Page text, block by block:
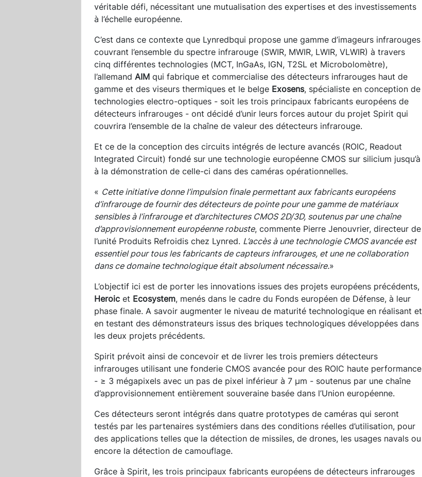
véritable défi, nécessitant une mutualisation des expertises et des investissements
à l’échelle européenne.
C’est dans ce contexte que Lynredbqui propose une gamme d’imageurs infrarouges
couvrant l’ensemble du spectre infrarouge (SWIR, MWIR, LWIR, VLWIR) à travers
cinq différentes technologies (MCT, InGaAs, IGN, T2SL et Microbolomètre),
l’allemand AIM qui fabrique et commercialise des détecteurs infrarouges haut de
gamme et des viseurs thermiques et le belge Exosens, spécialiste en conception de
technologies electro-optiques - soit les trois principaux fabricants européens de
détecteurs infrarouges - ont décidé d’unir leurs forces autour du projet Spirit qui
couvrira l’ensemble de la chaîne de valeur des détecteurs infrarouge.
Et ce de la conception des circuits intégrés de lecture avancés (ROIC, Readout
Integrated Circuit) fondé sur une technologie européenne CMOS sur silicium jusqu’à
à la démonstration de celle-ci dans des caméras opérationnelles.
« Cette initiative donne l’impulsion finale permettant aux fabricants européens
d’infrarouge de fournir des détecteurs de pointe pour une gamme de matériaux
sensibles à l’infrarouge et d’architectures CMOS 2D/3D, soutenus par une chaîne
d’approvisionnement européenne robuste, commente Pierre Jenouvrier, directeur de
l’unité Produits Refroidis chez Lynred. L’accès à une technologie CMOS avancée est
essentiel pour tous les fabricants de capteurs infrarouges, et une ne collaboration
dans ce domaine technologique était absolument nécessaire.»
L’objectif ici est de porter les innovations issues des projets européens précédents,
Heroic et Ecosystem, menés dans le cadre du Fonds européen de Défense, à leur
phase finale. A savoir augmenter le niveau de maturité technologique en réalisant et
en testant des démonstrateurs issus des briques technologiques développées dans
les deux projets précédents.
Spirit prévoit ainsi de concevoir et de livrer les trois premiers détecteurs
infrarouges utilisant une fonderie CMOS avancée pour des ROIC haute performance
- ≥ 3 mégapixels avec un pas de pixel inférieur à 7 µm - soutenus par une chaîne
d’approvisionnement entièrement souveraine basée dans l’Union européenne.
Ces détecteurs seront intégrés dans quatre prototypes de caméras qui seront
testés par les partenaires systémiers dans des conditions réelles d’utilisation, pour
des applications telles que la détection de missiles, de drones, les usages navals ou
encore la détection de camouflage.
Grâce à Spirit, les trois principaux fabricants européens de détecteurs infrarouges